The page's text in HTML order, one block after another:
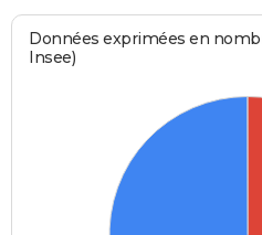
Données exprimées en
Insee)